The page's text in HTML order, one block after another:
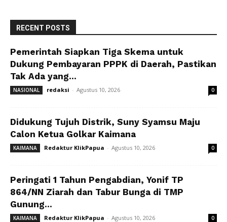
RECENT POSTS
Pemerintah Siapkan Tiga Skema untuk
Dukung Pembayaran PPPK di Daerah, Pastikan
Tak Ada yang...
NASIONAL redaksi - Agustus 10, 2026 0
Didukung Tujuh Distrik, Suny Syamsu Maju
Calon Ketua Golkar Kaimana
KAIMANA Redaktur KlikPapua - Agustus 10, 2026 0
Peringati 1 Tahun Pengabdian, Yonif TP
864/NN Ziarah dan Tabur Bunga di TMP
Gunung...
KAIMANA Redaktur KlikPapua - Agustus 10, 2026 0